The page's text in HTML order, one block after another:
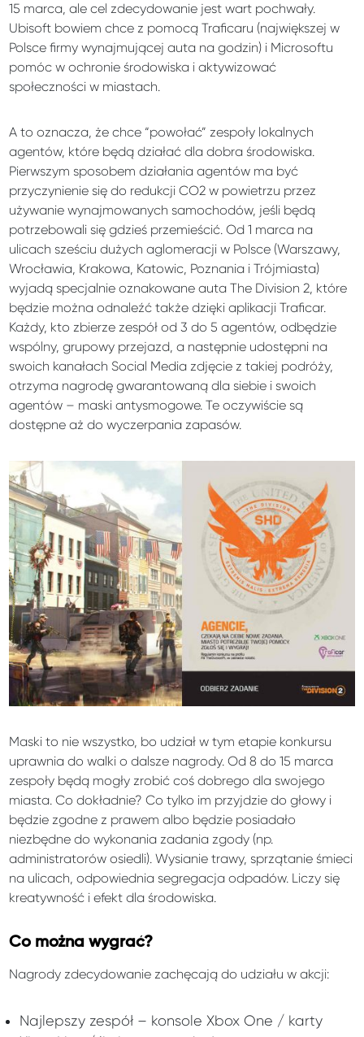
15 marca, ale cel zdecydowanie jest wart pochwały.
Ubisoft bowiem chce z pomocą Traficaru (największej w
Polsce firmy wynajmującej auta na godzin) i Microsoftu
pomóc w ochronie środowiska i aktywizować
społeczności w miastach.
A to oznacza, że chce “powołać” zespoły lokalnych
agentów, które będą działać dla dobra środowiska.
Pierwszym sposobem działania agentów ma być
przyczynienie się do redukcji CO2 w powietrzu przez
używanie wynajmowanych samochodów, jeśli będą
potrzebowali się gdzieś przemieścić. Od 1 marca na
ulicach sześciu dużych aglomeracji w Polsce (Warszawy,
Wrocławia, Krakowa, Katowic, Poznania i Trójmiasta)
wyjadą specjalnie oznakowane auta The Division 2, które
będzie można odnaleźć także dzięki aplikacji Traficar.
Każdy, kto zbierze zespół od 3 do 5 agentów, odbędzie
wspólny, grupowy przejazd, a następnie udostępni na
swoich kanałach Social Media zdjęcie z takiej podróży,
otrzyma nagrodę gwarantowaną dla siebie i swoich
agentów – maski antysmogowe. Te oczywiście są
dostępne aż do wyczerpania zapasów.
Maski to nie wszystko, bo udział w tym etapie konkursu
uprawnia do walki o dalsze nagrody. Od 8 do 15 marca
zespoły będą mogły zrobić coś dobrego dla swojego
miasta. Co dokładnie? Co tylko im przyjdzie do głowy i
będzie zgodne z prawem albo będzie posiadało
niezbędne do wykonania zadania zgody (np.
administratorów osiedli). Wysianie trawy, sprzątanie śmieci
na ulicach, odpowiednia segregacja odpadów. Liczy się
kreatywność i efekt dla środowiska.
Co można wygrać?
Nagrody zdecydowanie zachęcają do udziału w akcji:
Najlepszy zespół – konsole Xbox One / karty